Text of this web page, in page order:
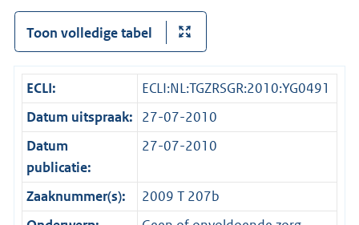
Toon volledige tabel
ECLI:
ECLI:NL:TGZRSGR:2010:YG0491
Datum uitspraak: 27-07-2010
Datum
publicatie:
27-07-2010
Zaaknummer(s):
2009 T 207b